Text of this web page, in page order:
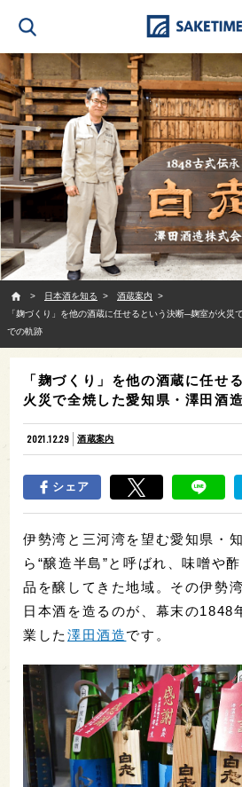
日本酒を知る
酒蔵案内
「麹づくり」を他の酒蔵に任せるという決断─麹室が火災
での軌跡
「麹づくり」を他の酒蔵に任せ
火災で全焼した愛知県・澤田酒
2021.12.29 酒蔵案内
シェア
伊勢湾と三河湾を望む愛知県・
ら“醸造半島”と呼ばれ、味噌や
品を醸してきた地域。その伊勢
日本酒を造るのが、幕末の1848
業した澤田酒造です。